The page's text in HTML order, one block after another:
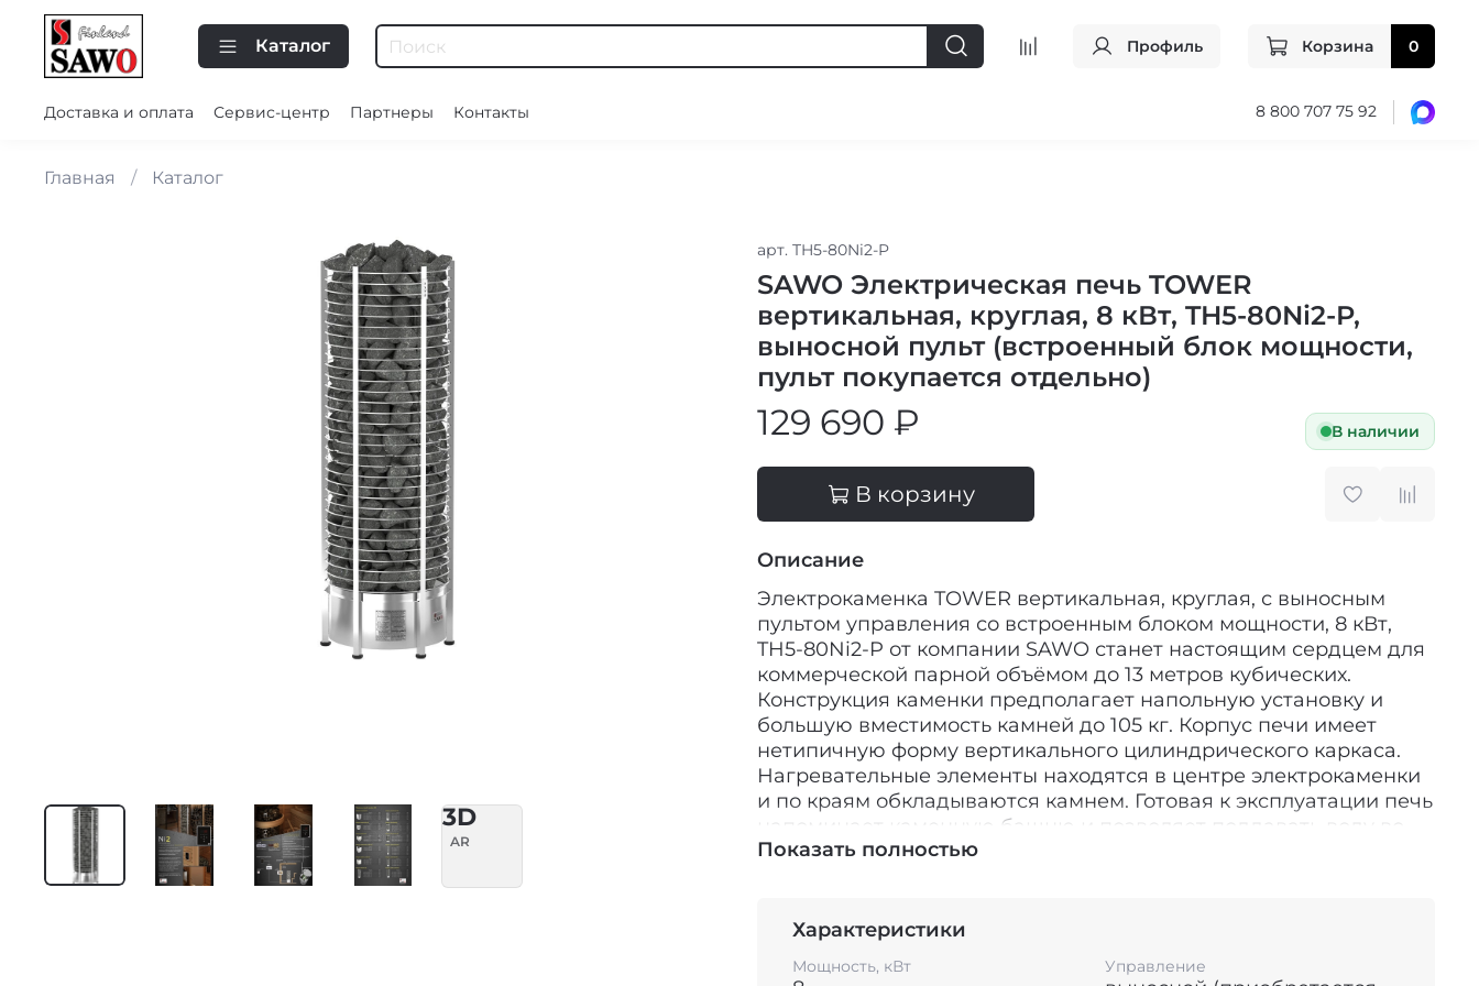
Каталог Профиль Корзина 0
Доставка и оплата Сервис-центр Партнеры Контакты 8 800 707 75 92
Главная Каталог
3D
AR
арт. TH5-80Ni2-P
SAWO Электрическая печь TOWER
вертикальная, круглая, 8 кВт, TH5-80Ni2-P,
выносной пульт (встроенный блок мощности,
пульт покупается отдельно)
129 690 ₽ В наличии
В корзину
Описание
Электрокаменка TOWER вертикальная, круглая, с выносным
пультом управления со встроенным блоком мощности, 8 кВт,
TH5-80Ni2-P от компании SAWO станет настоящим сердцем для
коммерческой парной объёмом до 13 метров кубических.
Конструкция каменки предполагает напольную установку и
большую вместимость камней до 105 кг. Корпус печи имеет
нетипичную форму вертикального цилиндрического каркаса.
Нагревательные элементы находятся в центре электрокаменки
и по краям обкладываются камнем. Готовая к эксплуатации печь
напоминает каменную башню и позволяет поддавать воду во
время парения не только сверху каменки, но и по всей
вертикальная, круглая, с выносным пультом управления со
большого количества лёгкого мелкодисперсного пара можно в
Показать полностью
Характеристики
Мощность, кВт Управление